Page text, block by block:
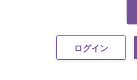
ログイン